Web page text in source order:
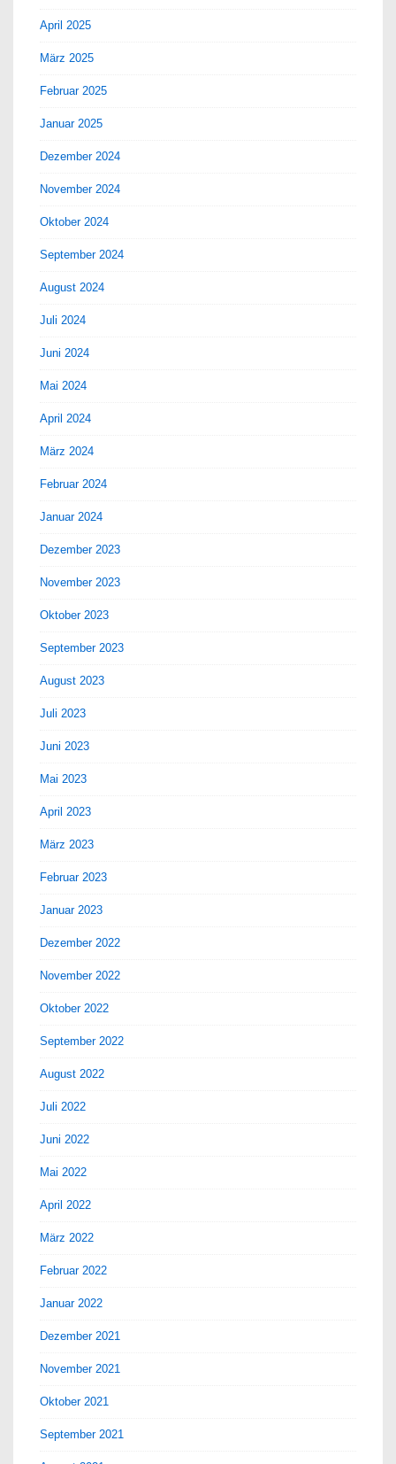
April 2025
März 2025
Februar 2025
Januar 2025
Dezember 2024
November 2024
Oktober 2024
September 2024
August 2024
Juli 2024
Juni 2024
Mai 2024
April 2024
März 2024
Februar 2024
Januar 2024
Dezember 2023
November 2023
Oktober 2023
September 2023
August 2023
Juli 2023
Juni 2023
Mai 2023
April 2023
März 2023
Februar 2023
Januar 2023
Dezember 2022
November 2022
Oktober 2022
September 2022
August 2022
Juli 2022
Juni 2022
Mai 2022
April 2022
März 2022
Februar 2022
Januar 2022
Dezember 2021
November 2021
Oktober 2021
September 2021